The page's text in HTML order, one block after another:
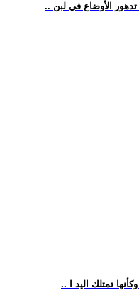
الأوضاع في لبن
تمتلك اليد ا